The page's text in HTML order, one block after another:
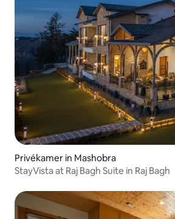
Privékamer in Mashobra
StayVista at Raj Bagh Suite in Raj Bagh